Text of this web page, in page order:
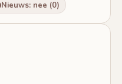
Nieuws: nee (0)